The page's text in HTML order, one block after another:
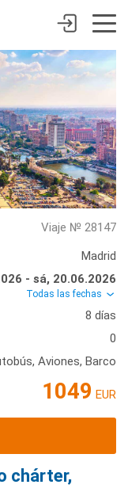
Viaje № 28147
Madrid
- sá, 20.06.2026
Todas las fechas
8 días
0
Aviones, Barco
1049 EUR
chárter,